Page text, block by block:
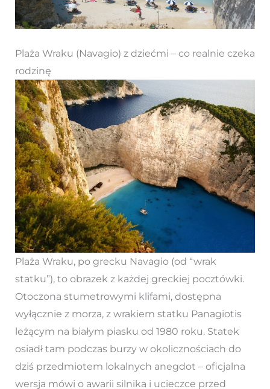
Plaża Wraku (Navagio) z dziećmi – co realnie czeka
rodzinę
Plaża Wraku, po grecku Navagio (od “wrak
statku”), to obrazek z każdej greckiej pocztówki.
Otoczona stumetrowymi klifami, dostępna
wyłącznie z morza, z wrakiem statku Panagiotis
leżącym na białym piasku od 1980 roku. Statek
osiadł tam podczas burzy w okolicznościach do
dziś przedmiotem lokalnych anegdot – oficjalna
wersja mówi o awarii silnika i ucieczce przed